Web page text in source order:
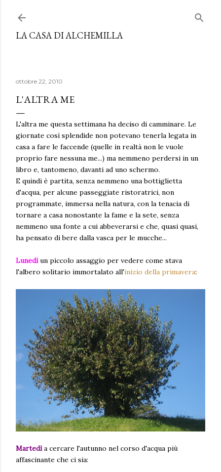
LA CASA DI ALCHEMILLA
ottobre 22, 2010
L'ALTRA ME
L'altra me questa settimana ha deciso di camminare. Le
giornate così splendide non potevano tenerla legata in
casa a fare le faccende (quelle in realtà non le vuole
proprio fare nessuna me...) ma nemmeno perdersi in un
libro e, tantomeno, davanti ad uno schermo.
E quindi è partita, senza nemmeno una bottiglietta
d'acqua, per alcune passeggiate ristoratrici, non
programmate, immersa nella natura, con la tenacia di
tornare a casa nonostante la fame e la sete, senza
nemmeno una fonte a cui abbeverarsi e che, quasi quasi,
ha pensato di bere dalla vasca per le mucche...
Lunedìun piccolo assaggio per vedere come stava
l'albero solitario immortalato all'inizio della primavera:
Martedìa cercare l'autunno nel corso d'acqua più
affascinante che ci sia: